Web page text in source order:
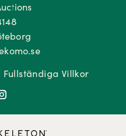
Fullständiga Villkor